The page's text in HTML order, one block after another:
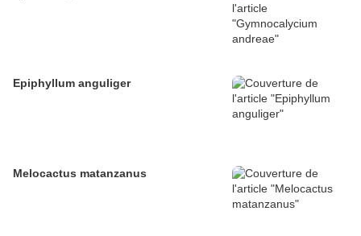
Epiphyllum anguliger
Melocactus matanzanus